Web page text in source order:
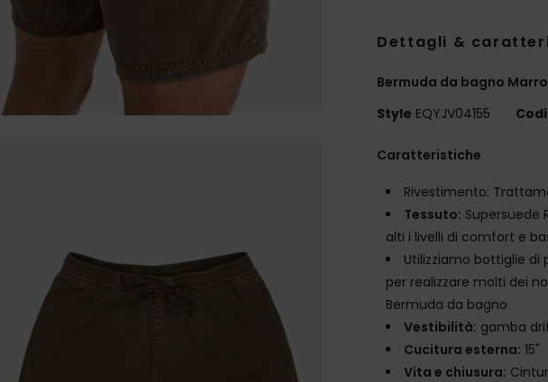
Dettagli &
Bermuda da bagno
Style EQYJV04155
Caratteristiche
Rivestimento:
Tessuto: Supersuede
alti i livelli di comfort e
Utilizziamo bottiglie
per realizzare molti dei
Bermuda da bagno
Vestibilità: gamba
Cucitura esterna: 15"
Vita e chiusura: